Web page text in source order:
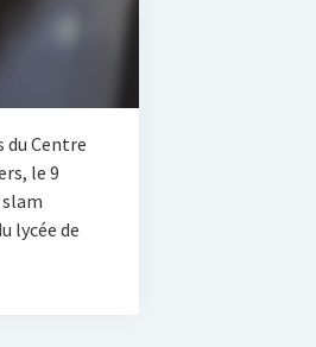
du Centre
le 9
lycée de